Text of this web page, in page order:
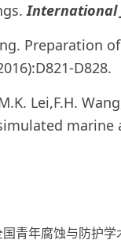
International
D828.
Lei,F.H.
marine
青年腐蚀与防护学